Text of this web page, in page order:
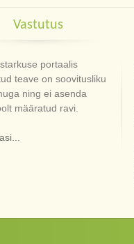
Vastutus
portaalis
teave on soovitusliku
ning ei asenda
määratud ravi.